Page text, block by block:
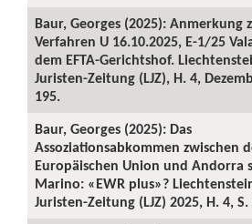
Baur, Georges (2025): Anmerkung
Verfahren U 16.10.2025, E-1/25
dem EFTA-Gerichtshof.
Juristen-Zeitung (LJZ), H. 4,
195.
Baur, Georges (2025): Das
Assoziationsabkommen zwischen
Europäischen Union und Andorra
Marino: «EWR plus»?
Juristen-Zeitung (LJZ) 2025, H. 4,